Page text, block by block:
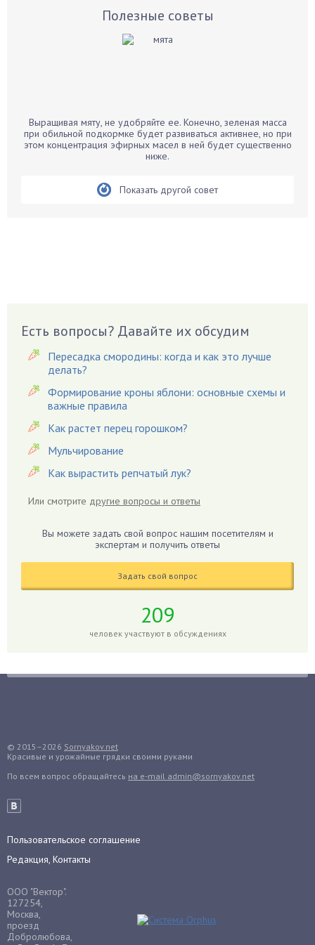
Бархатцы
Бегония
Вешенки
Виноград
Вредители
Гардения
Гацания
Гвоздики
Георгины
Гиацинт
Гладиолусы
Гранат
Грядки
Гуава
Декабрист
Дельфиниум
Денежное дерево
Диффенбахия
Драцена
Полезные советы
Выращивая мяту, не удобряйте ее. Конечно, зеленая масса
при обильной подкормке будет развиваться активнее, но при
этом концентрация эфирных масел в ней будет существенно
ниже.
Показать другой совет
Есть вопросы? Давайте их обсудим
Пересадка смородины: когда и как это лучше
делать?
Формирование кроны яблони: основные схемы и
важные правила
Как растет перец горошком?
Мульчирование
Как вырастить репчатый лук?
Или смотрите другие вопросы и ответы
Вы можете задать свой вопрос нашим посетителям и
экспертам и получить ответы
Задать свой вопрос
209
человек участвуют в обсуждениях
© 2015–2026 Sornyakov.net
Красивые и урожайные грядки своими руками
По всем вопрос обращайтесь на e-mail admin@sornyakov.net
Пользовательское соглашение
Редакция, Контакты
ООО "Вектор".
127254,
Москва,
проезд
Добролюбова,